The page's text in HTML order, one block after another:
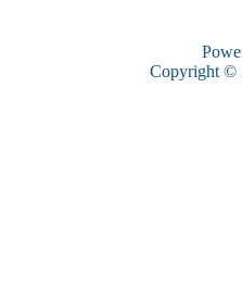
Copyright ©